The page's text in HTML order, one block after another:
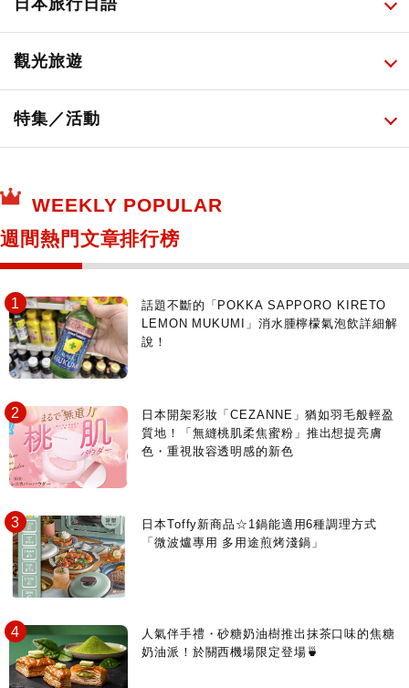
必吃的日式早餐
日本酒達人
免稅商店
百圓商店
日常用藥
日本旅行日語
所有
觀光旅遊
所有
特集／活動
東京百貨店～TOKYO Depart～
WEEKLY POPULAR
週間熱門文章排行榜
話題不斷的「POKKA SAPPORO KIRETO
LEMON MUKUMI」消水腫檸檬氣泡飲詳細解
說！
日本開架彩妝「CEZANNE」猶如羽毛般輕盈
質地！「無縫桃肌柔焦蜜粉」推出想提亮膚
色・重視妝容透明感的新色
日本Toffy新商品☆1鍋能適用6種調理方式
「微波爐專用 多用途煎烤淺鍋」
人氣伴手禮・砂糖奶油樹推出抹茶口味的焦糖
奶油派！於關西機場限定登場🍵